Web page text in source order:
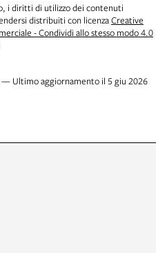
i diritti di utilizzo dei contenuti
distribuiti con licenzaCreative
- Condividi allo stesso modo 4.0
Ultimo aggiornamento il 5 giu 2026